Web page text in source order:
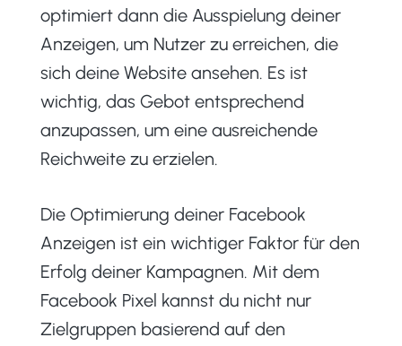
optimiert dann die Ausspielung deiner
Anzeigen, um Nutzer zu erreichen, die
sich deine Website ansehen. Es ist
wichtig, das Gebot entsprechend
anzupassen, um eine ausreichende
Reichweite zu erzielen.
Die Optimierung deiner Facebook
Anzeigen ist ein wichtiger Faktor für den
Erfolg deiner Kampagnen. Mit dem
Facebook Pixel kannst du nicht nur
Zielgruppen basierend auf den